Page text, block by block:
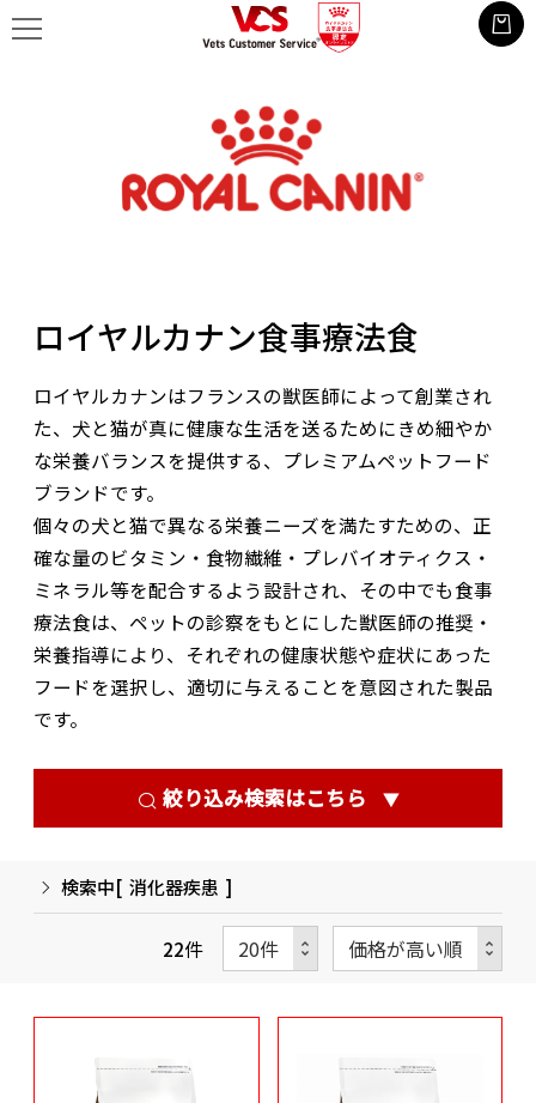
ロイヤルカナン食事療法食
ロイヤルカナンはフランスの獣医師によって創業され
た、犬と猫が真に健康な生活を送るためにきめ細やか
な栄養バランスを提供する、プレミアムペットフード
ブランドです。
個々の犬と猫で異なる栄養ニーズを満たすための、正
確な量のビタミン・食物繊維・プレバイオティクス・
ミネラル等を配合するよう設計され、その中でも食事
療法食は、ペットの診察をもとにした獣医師の推奨・
栄養指導により、それぞれの健康状態や症状にあった
フードを選択し、適切に与えることを意図された製品
です。
絞り込み検索はこちら ▼
検索中[ 消化器疾患 ]
22件